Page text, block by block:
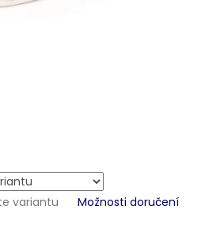
variantu Možnosti doručení